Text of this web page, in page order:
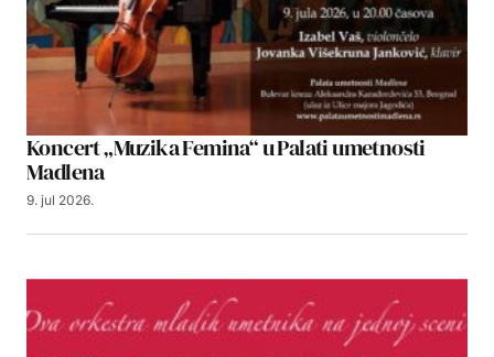
Koncert „Muzika Femina“ u Palati umetnosti
Madlena
9. jul 2026.